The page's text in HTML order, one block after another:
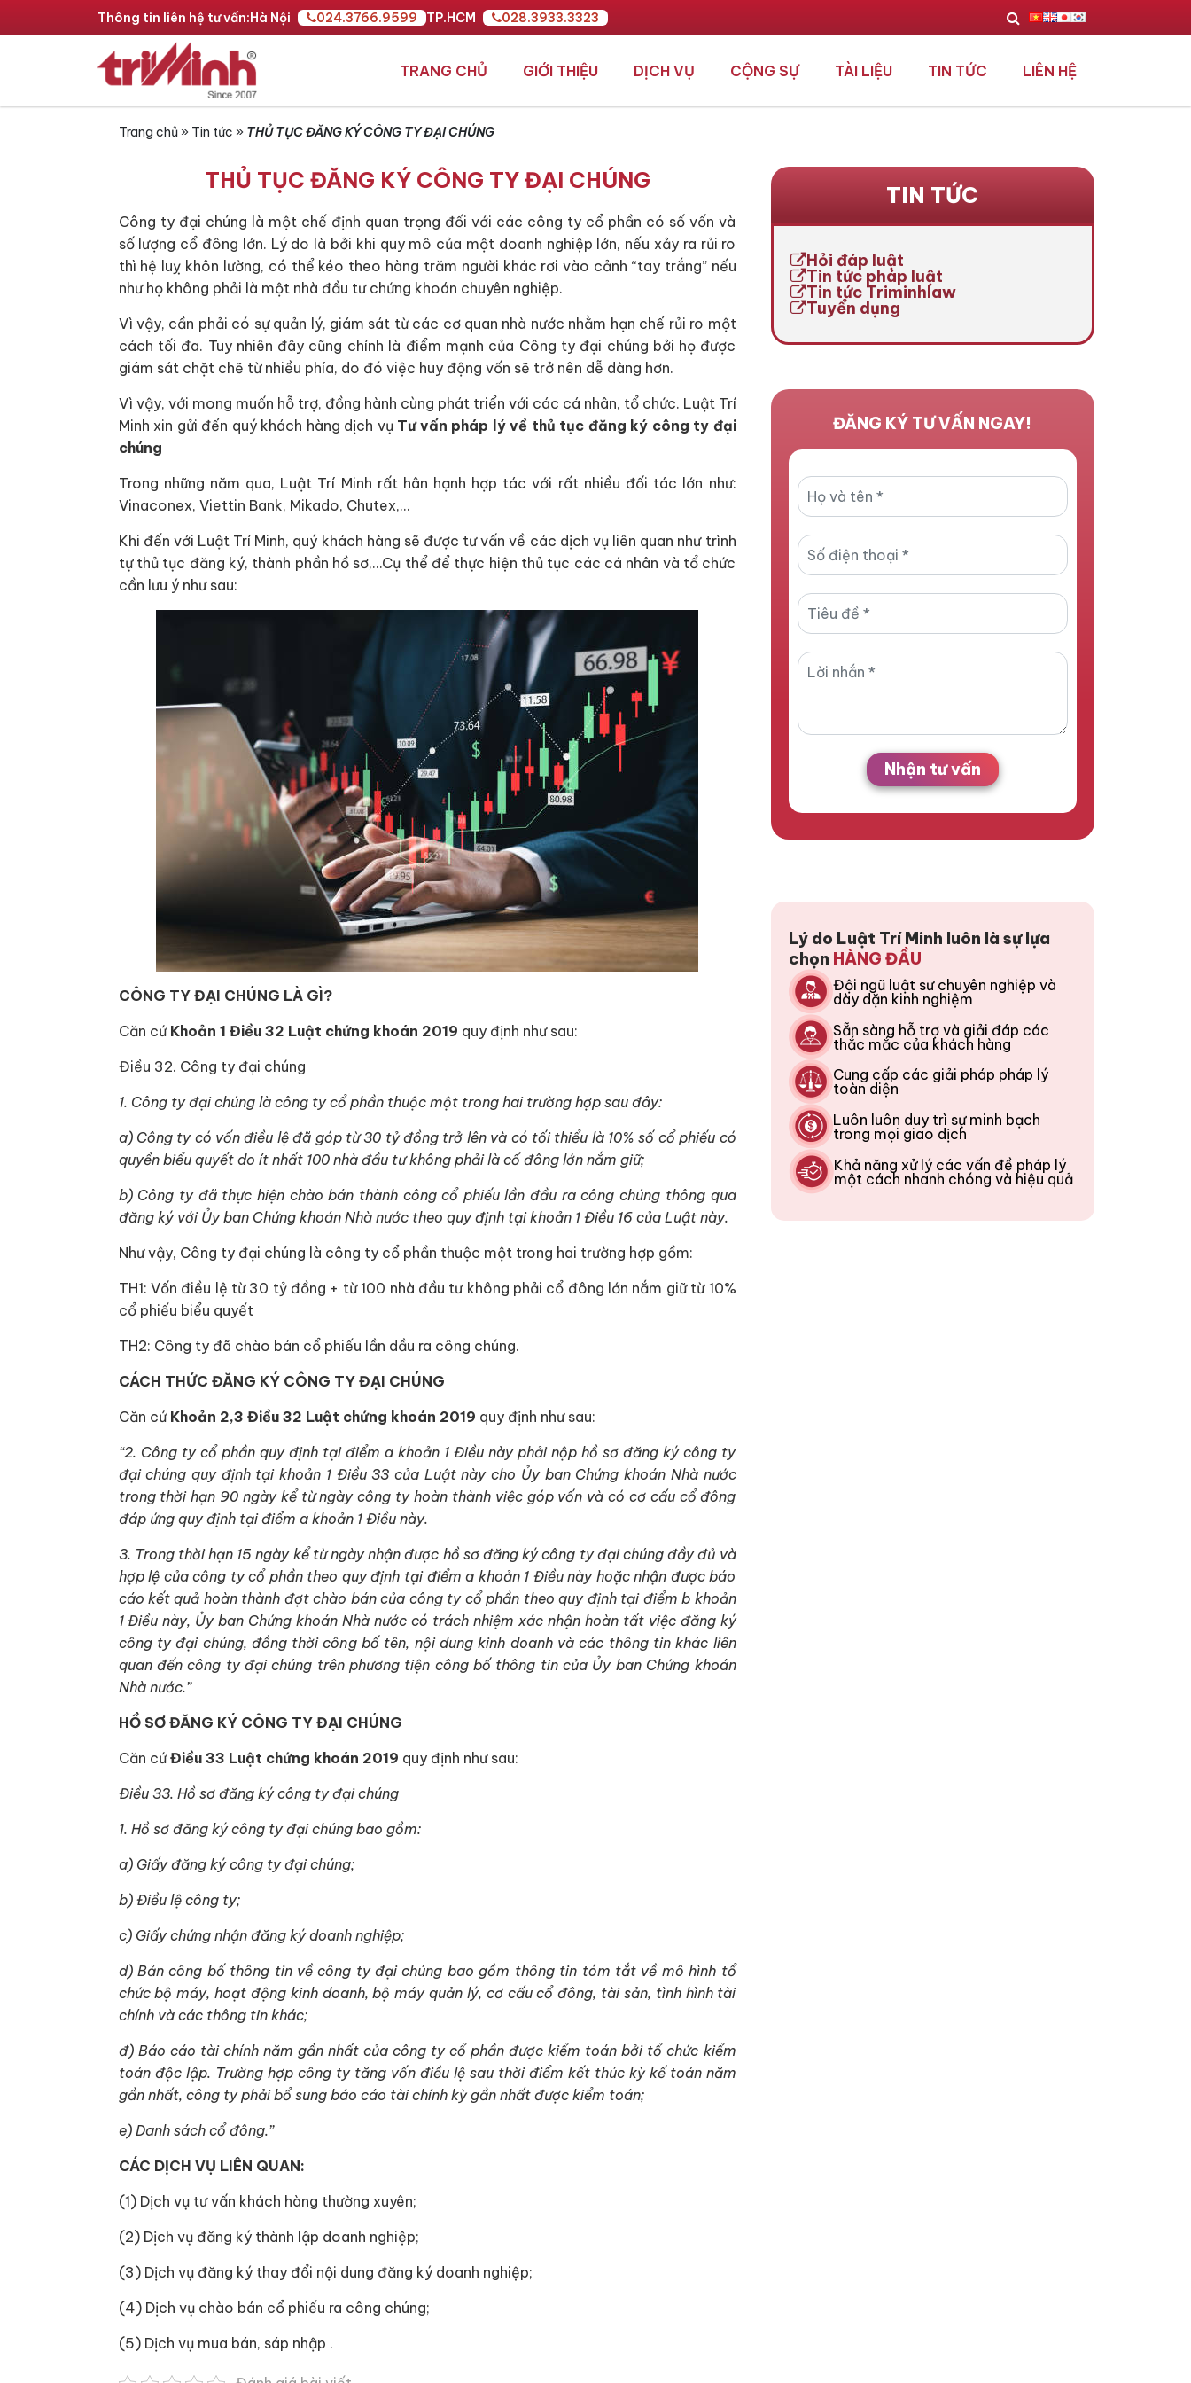
Thông tin liên hệ tư vấn:Hà Nội 024.3766.9599 TP.HCM 028.3933.3323
TRANG CHỦ GIỚI THIỆU DỊCH VỤ CỘNG SỰ TÀI LIỆU TIN TỨC LIÊN HỆ
Trang chủ» Tin tức » THỦ TỤC ĐĂNG KÝ CÔNG TY ĐẠI CHÚNG
THỦ TỤC ĐĂNG KÝ CÔNG TY ĐẠI CHÚNG
Công ty đại chúng là một chế định quan trọng đối với các công ty cổ phần có số vốn và
số lượng cổ đông lớn. Lý do là bởi khi quy mô của một doanh nghiệp lớn, nếu xảy ra rủi ro
thì hệ luỵ khôn lường, có thể kéo theo hàng trăm người khác rơi vào cảnh “tay trắng” nếu
như họ không phải là một nhà đầu tư chứng khoán chuyên nghiệp.
Vì vậy, cần phải có sự quản lý, giám sát từ các cơ quan nhà nước nhằm hạn chế rủi ro một
cách tối đa. Tuy nhiên đây cũng chính là điểm mạnh của Công ty đại chúng bởi họ được
giám sát chặt chẽ từ nhiều phía, do đó việc huy động vốn sẽ trở nên dễ dàng hơn.
Vì vậy, với mong muốn hỗ trợ, đồng hành cùng phát triển với các cá nhân, tổ chức. Luật Trí
Minh xin gửi đến quý khách hàng dịch vụ Tư vấn pháp lý về thủ tục đăng ký công ty đại
chúng
Trong những năm qua, Luật Trí Minh rất hân hạnh hợp tác với rất nhiều đối tác lớn như:
Vinaconex, Viettin Bank, Mikado, Chutex,…
Khi đến với Luật Trí Minh, quý khách hàng sẽ được tư vấn về các dịch vụ liên quan như trình
tự thủ tục đăng ký, thành phần hồ sơ,…Cụ thể để thực hiện thủ tục các cá nhân và tổ chức
cần lưu ý như sau:
CÔNG TY ĐẠI CHÚNG LÀ GÌ?
Căn cứKhoản 1 Điều 32 Luật chứng khoán 2019 quy định như sau:
Điều 32. Công ty đại chúng
1. Công ty đại chúng là công ty cổ phần thuộc một trong hai trường hợp sau đây:
a) Công ty có vốn điều lệ đã góp từ 30 tỷ đồng trở lên và có tối thiểu là 10% số cổ phiếu có
quyền biểu quyết do ít nhất 100 nhà đầu tư không phải là cổ đông lớn nắm giữ;
b) Công ty đã thực hiện chào bán thành công cổ phiếu lần đầu ra công chúng thông qua
đăng ký với Ủy ban Chứng khoán Nhà nước theo quy định tại khoản 1 Điều 16 của Luật này.
Như vậy, Công ty đại chúng là công ty cổ phần thuộc một trong hai trường hợp gồm:
TH1: Vốn điều lệ từ 30 tỷ đồng + từ 100 nhà đầu tư không phải cổ đông lớn nắm giữ từ 10%
cổ phiếu biểu quyết
TH2: Công ty đã chào bán cổ phiếu lần dầu ra công chúng.
CÁCH THỨC ĐĂNG KÝ CÔNG TY ĐẠI CHÚNG
Căn cứKhoản 2,3 Điều 32 Luật chứng khoán 2019 quy định như sau:
“2. Công ty cổ phần quy định tại điểm a khoản 1 Điều này phải nộp hồ sơ đăng ký công ty
đại chúng quy định tại khoản 1 Điều 33 của Luật này cho Ủy ban Chứng khoán Nhà nước
trong thời hạn 90 ngày kể từ ngày công ty hoàn thành việc góp vốn và có cơ cấu cổ đông
đáp ứng quy định tại điểm a khoản 1 Điều này.
3. Trong thời hạn 15 ngày kể từ ngày nhận được hồ sơ đăng ký công ty đại chúng đầy đủ và
hợp lệ của công ty cổ phần theo quy định tại điểm a khoản 1 Điều này hoặc nhận được báo
cáo kết quả hoàn thành đợt chào bán của công ty cổ phần theo quy định tại điểm b khoản
1 Điều này, Ủy ban Chứng khoán Nhà nước có trách nhiệm xác nhận hoàn tất việc đăng ký
công ty đại chúng, đồng thời công bố tên, nội dung kinh doanh và các thông tin khác liên
quan đến công ty đại chúng trên phương tiện công bố thông tin của Ủy ban Chứng khoán
Nhà nước.”
HỒ SƠ ĐĂNG KÝ CÔNG TY ĐẠI CHÚNG
Căn cứĐiều 33 Luật chứng khoán 2019 quy định như sau:
Điều 33. Hồ sơ đăng ký công ty đại chúng
1. Hồ sơ đăng ký công ty đại chúng bao gồm:
a) Giấy đăng ký công ty đại chúng;
b) Điều lệ công ty;
c) Giấy chứng nhận đăng ký doanh nghiệp;
d) Bản công bố thông tin về công ty đại chúng bao gồm thông tin tóm tắt về mô hình tổ
chức bộ máy, hoạt động kinh doanh, bộ máy quản lý, cơ cấu cổ đông, tài sản, tình hình tài
chính và các thông tin khác;
đ) Báo cáo tài chính năm gần nhất của công ty cổ phần được kiểm toán bởi tổ chức kiểm
toán độc lập. Trường hợp công ty tăng vốn điều lệ sau thời điểm kết thúc kỳ kế toán năm
gần nhất, công ty phải bổ sung báo cáo tài chính kỳ gần nhất được kiểm toán;
e) Danh sách cổ đông.”
CÁC DỊCH VỤ LIÊN QUAN:
(1) Dịch vụ tư vấn khách hàng thường xuyên;
(2) Dịch vụ đăng ký thành lập doanh nghiệp;
(3) Dịch vụ đăng ký thay đổi nội dung đăng ký doanh nghiệp;
(4) Dịch vụ chào bán cổ phiếu ra công chúng;
(5) Dịch vụ mua bán, sáp nhập .
TIN TỨC
Hỏi đáp luật
Tin tức pháp luật
Tin tức Triminhlaw
Tuyển dụng
ĐĂNG KÝ TƯ VẤN NGAY!
Nhận tư vấn
Lý do Luật Trí Minh luôn là sự lựa
chọn HÀNG ĐẦU
Đội ngũ luật sư chuyên nghiệp và
dày dặn kinh nghiệm
Sẵn sàng hỗ trợ và giải đáp các
thắc mắc của khách hàng
Cung cấp các giải pháp pháp lý
toàn diện
Luôn luôn duy trì sự minh bạch
trong mọi giao dịch
Khả năng xử lý các vấn đề pháp lý
một cách nhanh chóng và hiệu quả